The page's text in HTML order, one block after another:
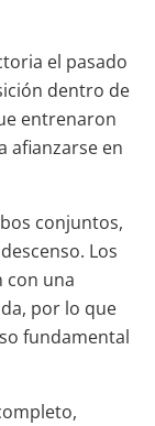
el pasado
dentro de
entrenaron
afianzarse en
conjuntos,
Los
con una
por lo que
fundamental